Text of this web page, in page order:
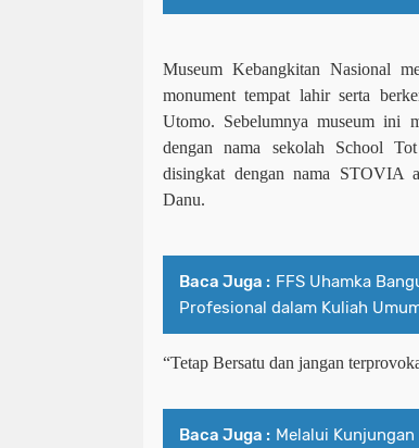
Museum Kebangkitan Nasional
monument tempat lahir serta
Utomo. Sebelumnya museum ini
dengan nama sekolah School
disingkat dengan nama STOVIA
Danu.
Baca Juga : FFS Uhamka
Profesional dalam Kuliah
“Tetap Bersatu dan jangan
Baca Juga : Melalui